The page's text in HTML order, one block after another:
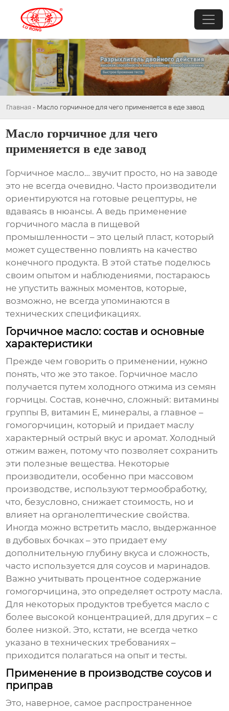
Главная - Масло горчичное для чего применяется в еде завод
Масло горчичное для чего
применяется в еде завод
Горчичное масло… звучит просто, но на заводе
это не всегда очевидно. Часто производители
ориентируются на готовые рецептуры, не
вдаваясь в нюансы. А ведь применение
горчичного масла в пищевой
промышленности – это целый пласт, который
может существенно повлиять на качество
конечного продукта. В этой статье поделюсь
своим опытом и наблюдениями, постараюсь
не упустить важных моментов, которые,
возможно, не всегда упоминаются в
технических спецификациях.
Горчичное масло: состав и основные
характеристики
Прежде чем говорить о применении, нужно
понять, что же это такое. Горчичное масло
получается путем холодного отжима из семян
горчицы. Состав, конечно, сложный: витамины
группы B, витамин E, минералы, а главное –
гомогорчицин, который и придает маслу
характерный острый вкус и аромат. Холодный
отжим важен, потому что позволяет сохранить
эти полезные вещества. Некоторые
производители, особенно при массовом
производстве, используют термообработку,
что, безусловно, снижает стоимость, но и
влияет на органолептические свойства.
Иногда можно встретить масло, выдержанное
в дубовых бочках – это придает ему
дополнительную глубину вкуса и сложность,
часто используется для соусов и маринадов.
Важно учитывать процентное содержание
гомогорчицина, это определяет остроту масла.
Для некоторых продуктов требуется масло с
более высокой концентрацией, для других – с
более низкой. Это, кстати, не всегда четко
указано в технических требованиях –
приходится полагаться на опыт и тесты.
Применение в производстве соусов и
приправ
Это, наверное, самое распространенное